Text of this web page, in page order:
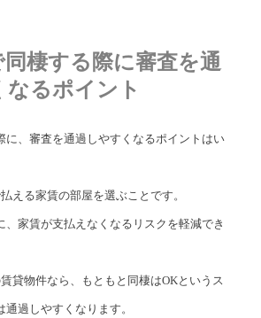
棲する際に審査を通
るポイント
に、審査を通過しやすくなるポイントはい
える家賃の部屋を選ぶことです。
、家賃が支払えなくなるリスクを軽減でき
貸物件なら、もともと同棲はOKというス
過しやすくなります。